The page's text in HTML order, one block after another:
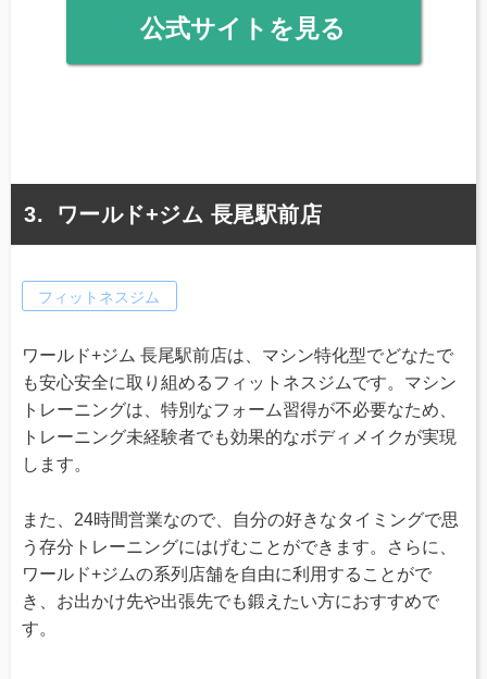
公式サイトを見る
ワールド+ジム 長尾駅前店
フィットネスジム
ワールド+ジム 長尾駅前店は、マシン特化型でどなたで
も安心安全に取り組めるフィットネスジムです。マシン
トレーニングは、特別なフォーム習得が不必要なため、
トレーニング未経験者でも効果的なボディメイクが実現
します。
また、24時間営業なので、自分の好きなタイミングで思
う存分トレーニングにはげむことができます。さらに、
ワールド+ジムの系列店舗を自由に利用することがで
き、お出かけ先や出張先でも鍛えたい方におすすめで
す。